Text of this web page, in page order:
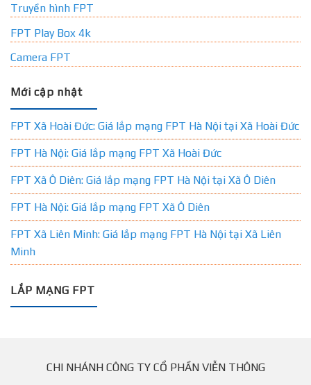
Truyền hình FPT
FPT Play Box 4k
Camera FPT
Mới cập nhật
FPT Xã Hoài Đức: Giá lắp mạng FPT Hà Nội tại Xã Hoài Đức
FPT Hà Nội: Giá lắp mạng FPT Xã Hoài Đức
FPT Xã Ô Diên: Giá lắp mạng FPT Hà Nội tại Xã Ô Diên
FPT Hà Nội: Giá lắp mạng FPT Xã Ô Diên
FPT Xã Liên Minh: Giá lắp mạng FPT Hà Nội tại Xã Liên
Minh
LẮP MẠNG FPT
CHI NHÁNH CÔNG TY CỔ PHẦN VIỄN THÔNG